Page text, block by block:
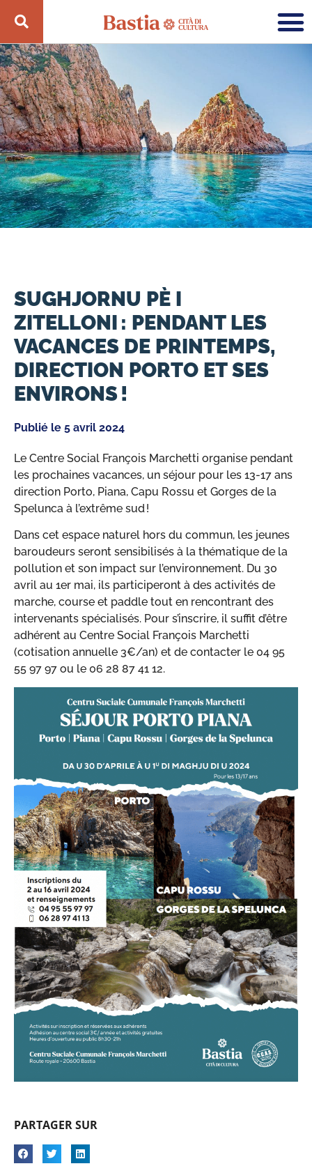
SUGHJORNU PÈ I
ZITELLONI : PENDANT LES
VACANCES DE PRINTEMPS,
DIRECTION PORTO ET SES
ENVIRONS !
Publié le 5 avril 2024
Le Centre Social François Marchetti organise pendant
les prochaines vacances, un séjour pour les 13-17 ans
direction Porto, Piana, Capu Rossu et Gorges de la
Spelunca à l’extrême sud !
Dans cet espace naturel hors du commun, les jeunes
baroudeurs seront sensibilisés à la thématique de la
pollution et son impact sur l’environnement. Du 30
avril au 1er mai, ils participeront à des activités de
marche, course et paddle tout en rencontrant des
intervenants spécialisés. Pour s’inscrire, il suffit d’être
adhérent au Centre Social François Marchetti
(cotisation annuelle 3€/an) et de contacter le 04 95
55 97 97 ou le 06 28 87 41 12.
PARTAGER SUR